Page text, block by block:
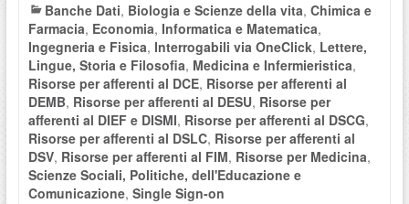
Banche Dati, Biologia e Scienze della vita, Chimica e
Farmacia, Economia, Informatica e Matematica,
Ingegneria e Fisica, Interrogabili via OneClick, Lettere,
Lingue, Storia e Filosofia, Medicina e Infermieristica,
Risorse per afferenti al DCE, Risorse per afferenti al
DEMB, Risorse per afferenti al DESU, Risorse per
afferenti al DIEF e DISMI, Risorse per afferenti al DSCG,
Risorse per afferenti al DSLC, Risorse per afferenti al
DSV, Risorse per afferenti al FIM, Risorse per Medicina,
Scienze Sociali, Politiche, dell'Educazione e
Comunicazione, Single Sign-on